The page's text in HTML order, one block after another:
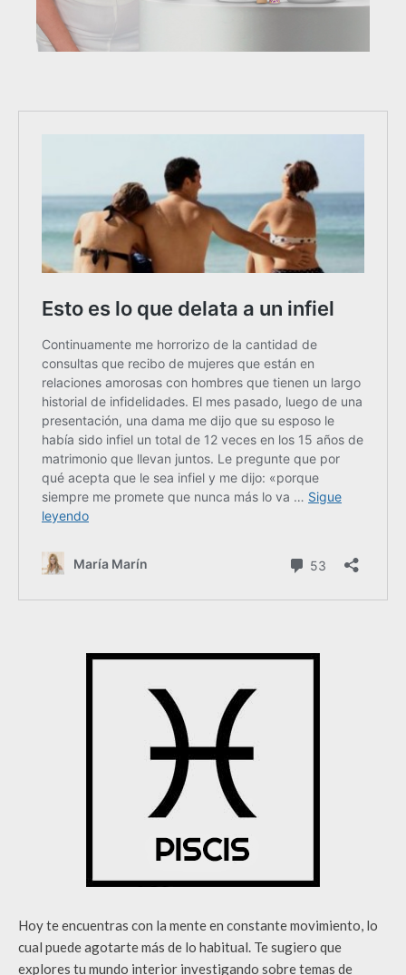
Hoy te encuentras con la mente en constante movimiento, lo
cual puede agotarte más de lo habitual. Te sugiero que
explores tu mundo interior investigando sobre temas de